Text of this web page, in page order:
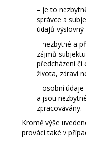
– je to
správce a
údajů výslovný
– nezbytné a
zájmů
předcházení či
života, zdraví
– osobní údaje
a jsou
zpracovávány.
Kromě výše
provádí také v